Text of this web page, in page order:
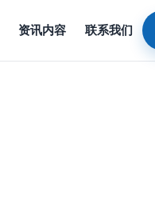
资讯内容 联系我们